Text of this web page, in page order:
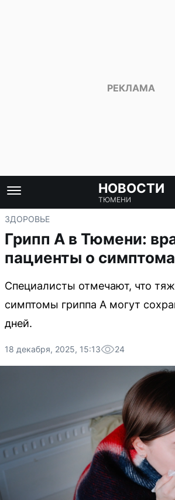
НОВОСТИ
ТЮМЕНИ
ЗДОРОВЬЕ
Грипп А в Тюмени:
пациенты о
Специалисты отмечают, что
симптомы гриппа А могут
дней.
18 декабря, 2025, 15:13 24